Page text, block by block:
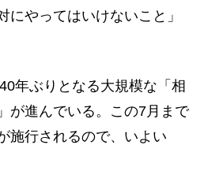
にやってはいけないこと」
年ぶりとなる大規模な「相
が進んでいる。この7月まで
施行されるので、いよい